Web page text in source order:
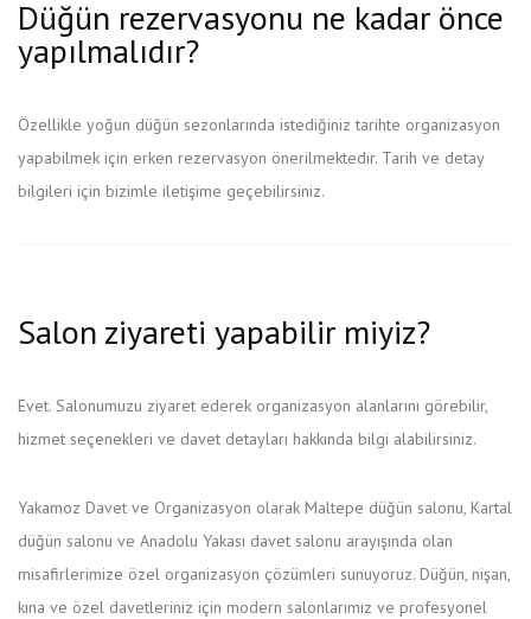
Düğün rezervasyonu ne kadar önce
yapılmalıdır?
Özellikle yoğun düğün sezonlarında istediğiniz tarihte organizasyon
yapabilmek için erken rezervasyon önerilmektedir. Tarih ve detay
bilgileri için bizimle iletişime geçebilirsiniz.
Salon ziyareti yapabilir miyiz?
Evet. Salonumuzu ziyaret ederek organizasyon alanlarını görebilir,
hizmet seçenekleri ve davet detayları hakkında bilgi alabilirsiniz.
Yakamoz Davet ve Organizasyon olarak Maltepe düğün salonu, Kartal
düğün salonu ve Anadolu Yakası davet salonu arayışında olan
misafirlerimize özel organizasyon çözümleri sunuyoruz. Düğün, nişan,
kına ve özel davetleriniz için modern salonlarımız ve profesyonel